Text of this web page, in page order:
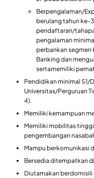
Berpengalaman/
berulang tahun ke-
pendaftaran/
pengalaman
perbankan segmen
Banking dan
sertamemiliki
Pendidikan minimal S1/
Universitas/Perguruan
4).
Memiliki kemampuan
Memiliki mobilitas
pengembangan
Mampu berkomunikasi
Bersedia ditempatkan di
Diutamakan berdomisili